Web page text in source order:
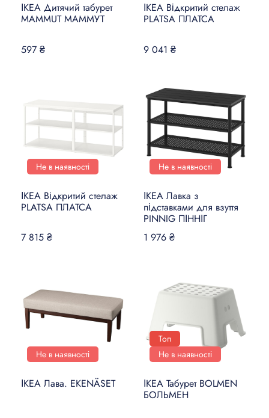
ІКЕА Дитячий табурет
MAMMUT МАММУТ
597 ₴
ІКЕА Відкритий стелаж
PLATSA ПЛАТСА
9 041 ₴
Не в наявності
ІКЕА Відкритий стелаж
PLATSA ПЛАТСА
7 815 ₴
Не в наявності
ІКЕА Лавка з
підставками для взуття
PINNIG ПІННІГ
1 976 ₴
Не в наявності
ІКЕА Лава. EKENÄSET
Топ
Не в наявності
ІКЕА Табурет BOLMEN
БОЛЬМЕН